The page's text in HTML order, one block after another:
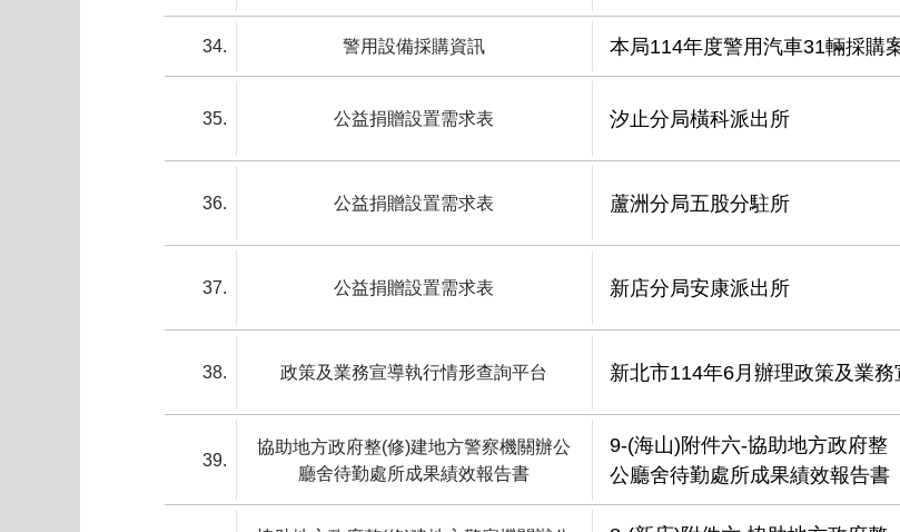
34 警用設備採購資訊 本局114年度警用汽車31輛採購
35 公益捐贈設置需求表 汐止分局橫科派出所
36 公益捐贈設置需求表 蘆洲分局五股分駐所
37 公益捐贈設置需求表 新店分局安康派出所
38 政策及業務宣導執行情形查詢平台 新北市114年6月辦理政策及業
39
協助地方政府整(修)建地方警察機關辦公
廳舍待勤處所成果績效報告書
9-(海山)附件六-協助地方政府整
公廳舍待勤處所成果績效報告書